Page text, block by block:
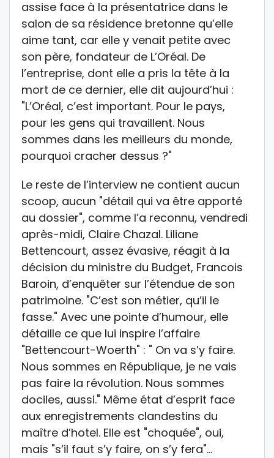
assise face à la présentatrice dans le
salon de sa résidence bretonne qu’elle
aime tant, car elle y venait petite avec
son père, fondateur de L’Oréal. De
l’entreprise, dont elle a pris la tête à la
mort de ce dernier, elle dit aujourd’hui :
"L’Oréal, c’est important. Pour le pays,
pour les gens qui travaillent. Nous
sommes dans les meilleurs du monde,
pourquoi cracher dessus ?"
Le reste de l’interview ne contient aucun
scoop, aucun "détail qui va être apporté
au dossier", comme l’a reconnu, vendredi
après-midi, Claire Chazal. Liliane
Bettencourt, assez évasive, réagit à la
décision du ministre du Budget, Francois
Baroin, d’enquêter sur l’étendue de son
patrimoine. "C’est son métier, qu’il le
fasse." Avec une pointe d’humour, elle
détaille ce que lui inspire l’affaire
"Bettencourt-Woerth" : " On va s’y faire.
Nous sommes en République, je ne vais
pas faire la révolution. Nous sommes
dociles, aussi." Même état d’esprit face
aux enregistrements clandestins du
maître d’hotel. Elle est "choquée", oui,
mais "s’il faut s’y faire, on s’y fera"…